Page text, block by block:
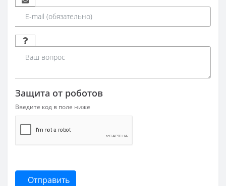
Защита от роботов
Введите код в поле ниже
Отправить